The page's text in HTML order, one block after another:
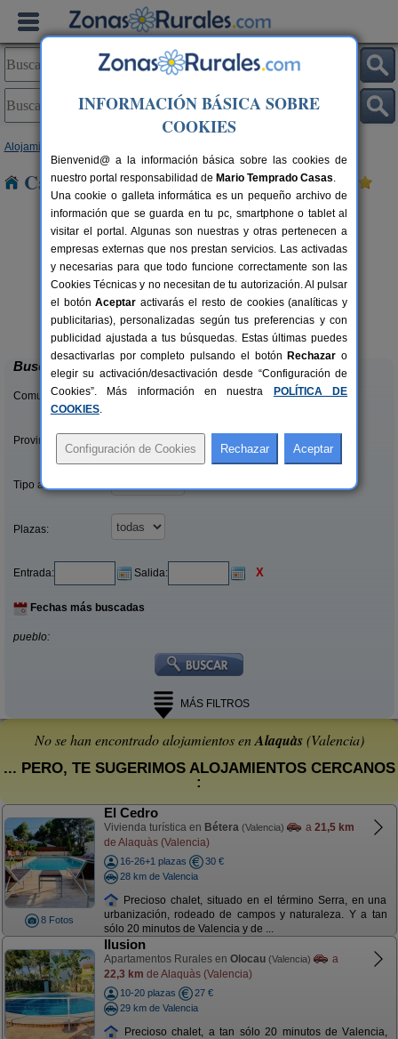
Alojamientos
Casas Rurales cerca de Alaquàs
4 pers.
desde40 €
Cabaña del Lago
Anna (Valencia)
Buscar
Comunidades:
Provincias/Islas:
Tipo alquiler:
Plazas:
Entrada: Salida: X
Fechas más buscadas
pueblo:
MÁS FILTROS
No se han encontrado alojamientos enAlaquàs(Valencia)
... PERO, TE SUGERIMOS ALOJAMIENTOS CERCANOS
:
8 Fotos
El Cedro
Vivienda turística en Bétera (Valencia) a 21,5 km
de Alaquàs (Valencia)
16-26+1 plazas
30 €
28 km de Valencia
Precioso chalet, situado en el término Serra, en una
urbanización, rodeado de campos y naturaleza. Y a tan
sólo 20 minutos de Valencia y de ...
Ilusion
Apartamentos Rurales en Olocau (Valencia)
a
22,3 km de Alaquàs (Valencia)
10-20 plazas
27 €
29 km de Valencia
Precioso chalet, a tan sólo 20 minutos de Valencia,
INFORMACIÓN BÁSICA SOBRE
COOKIES
Bienvenid@ a la información básica sobre las cookies de
nuestro portal responsabilidad de Mario Temprado Casas.
Una cookie o galleta informática es un pequeño archivo de
información que se guarda en tu pc, smartphone o tablet al
visitar el portal. Algunas son nuestras y otras pertenecen a
empresas externas que nos prestan servicios. Las activadas
y necesarias para que todo funcione correctamente son las
Cookies Técnicas y no necesitan de tu autorización. Al pulsar
el botónAceptar activarás el resto de cookies (analíticas y
publicitarias), personalizadas según tus preferencias y con
publicidad ajustada a tus búsquedas. Estas últimas puedes
desactivarlas por completo pulsando el botón Rechazar o
elegir su activación/desactivación desde “Configuración de
Cookies”. Más información en nuestra
POLÍTICA DE
COOKIES.